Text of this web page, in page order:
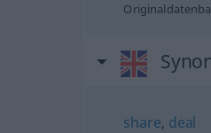
share, deal